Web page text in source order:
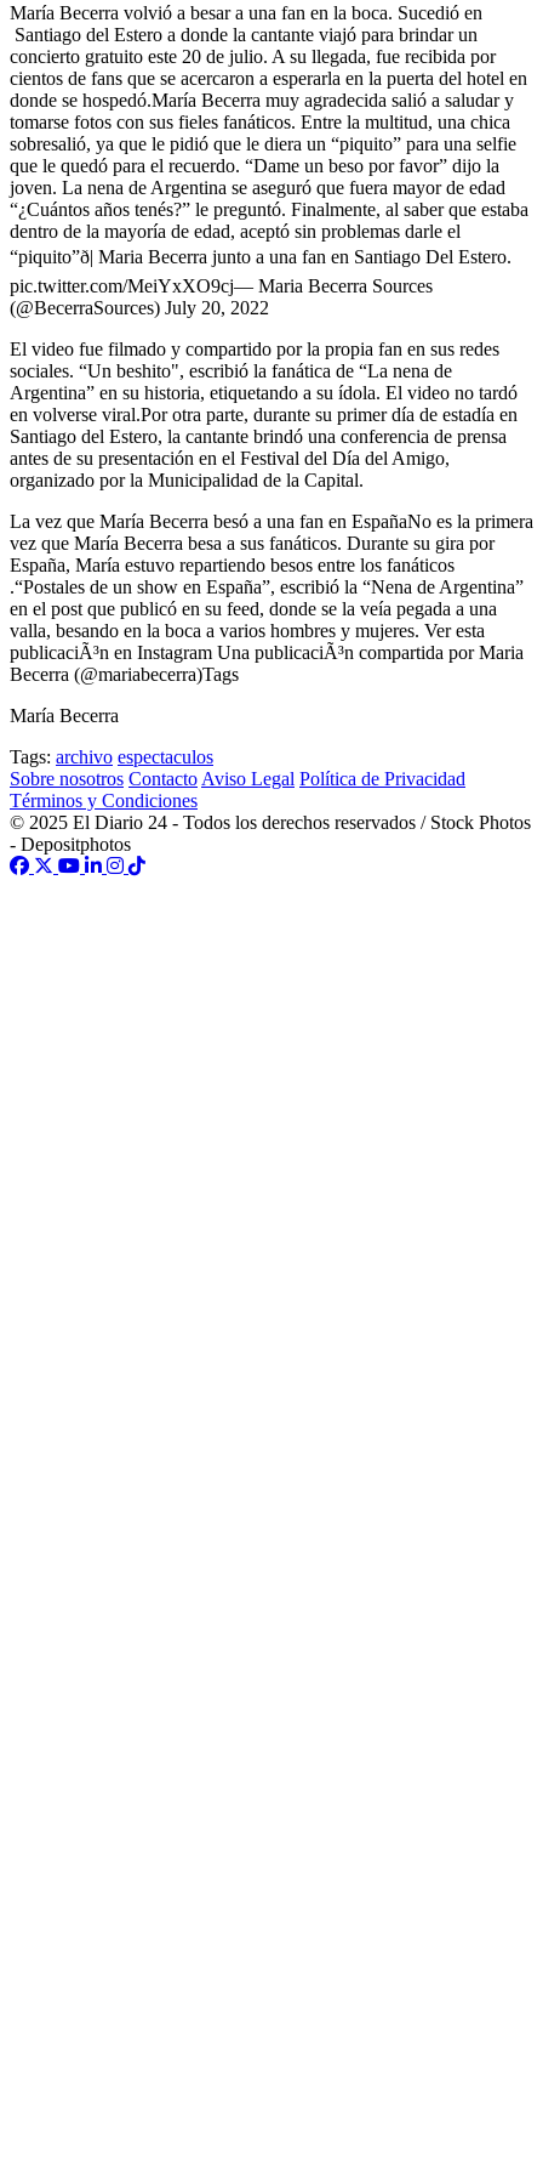
María Becerra volvió a besar a una fan en la boca. Sucedió en
Santiago del Estero a donde la cantante viajó para brindar un
concierto gratuito este 20 de julio. A su llegada, fue recibida por
cientos de fans que se acercaron a esperarla en la puerta del hotel en
donde se hospedó.María Becerra muy agradecida salió a saludar y
tomarse fotos con sus fieles fanáticos. Entre la multitud, una chica
sobresalió, ya que le pidió que le diera un “piquito” para una selfie
que le quedó para el recuerdo. “Dame un beso por favor” dijo la
joven. La nena de Argentina se aseguró que fuera mayor de edad
“¿Cuántos años tenés?” le preguntó. Finalmente, al saber que estaba
dentro de la mayoría de edad, aceptó sin problemas darle el
“piquito”ð| Maria Becerra junto a una fan en Santiago Del Estero.
pic.twitter.com/MeiYxXO9cj— Maria Becerra Sources
(@BecerraSources) July 20, 2022
El video fue filmado y compartido por la propia fan en sus redes
sociales. “Un beshito", escribió la fanática de “La nena de
Argentina” en su historia, etiquetando a su ídola. El video no tardó
en volverse viral.Por otra parte, durante su primer día de estadía en
Santiago del Estero, la cantante brindó una conferencia de prensa
antes de su presentación en el Festival del Día del Amigo,
organizado por la Municipalidad de la Capital.
La vez que María Becerra besó a una fan en EspañaNo es la primera
vez que María Becerra besa a sus fanáticos. Durante su gira por
España, María estuvo repartiendo besos entre los fanáticos
.“Postales de un show en España”, escribió la “Nena de Argentina”
en el post que publicó en su feed, donde se la veía pegada a una
valla, besando en la boca a varios hombres y mujeres. Ver esta
publicaciÃ³n en Instagram Una publicaciÃ³n compartida por Maria
Becerra (@mariabecerra)Tags
María Becerra
Tags: archivo espectaculos
Sobre nosotros Contacto Aviso Legal Política de Privacidad
Términos y Condiciones
© 2025 El Diario 24 - Todos los derechos reservados / Stock Photos
- Depositphotos